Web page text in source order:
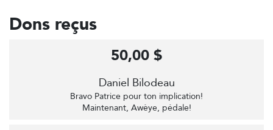
Dons reçus
Daniel Bilodeau
Bravo Patrice pour ton implication!
Maintenant, Awèye, pédale!
50,00 $